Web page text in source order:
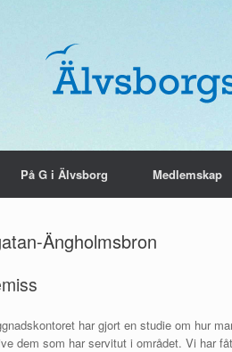
På G i Älvsborg Medlemskap
Ängholmsbron
har gjort en studie om hur
dem som har servitut i området. Vi har